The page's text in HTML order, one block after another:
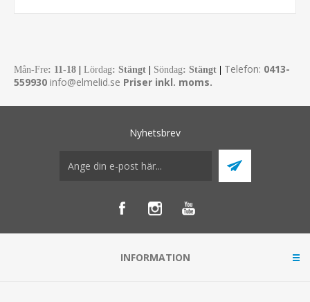
Mån-Fre: 11-18 Lördag: Stängt Söndag: Stängt Telefon: 0413-
559930 info@elmelid.se Priser inkl. moms.
Nyhetsbrev
INFORMATION